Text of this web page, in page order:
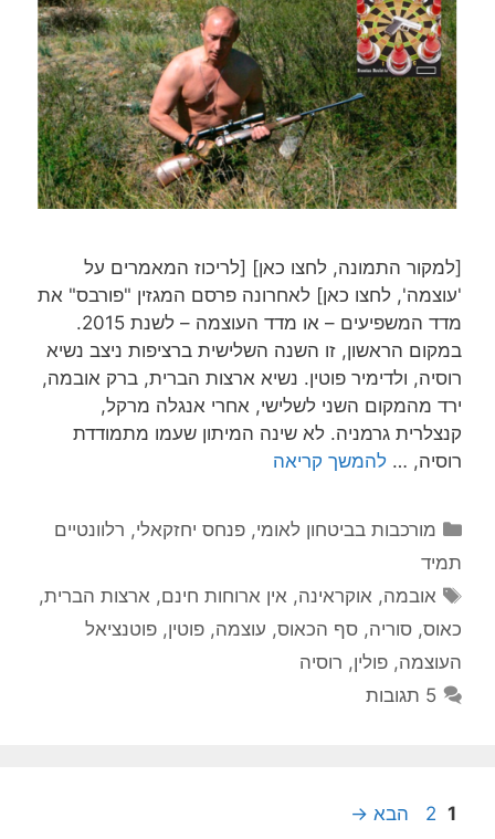
[למקור התמונה, לחצו כאן] [לריכוז המאמרים על
'עוצמה', לחצו כאן] לאחרונה פרסם המגזין "פורבס" את
מדד המשפיעים – או מדד העוצמה – לשנת 2015.
במקום הראשון, זו השנה השלישית ברציפות ניצב נשיא
רוסיה, ולדימיר פוטין. נשיא ארצות הברית, ברק אובמה,
ירד מהמקום השני לשלישי, אחרי אנגלה מרקל,
קנצלרית גרמניה. לא שינה המיתון שעמו מתמודדת
רוסיה, … להמשך קריאה
קטגוריות
מורכבות בביטחון לאומי,פנחס יחזקאלי, רלוונטיים
תמיד
תגיות
אובמה, אוקראינה, אין ארוחות חינם, ארצות הברית,
כאוס, סוריה, סף הכאוס, עוצמה, פוטין, פוטנציאל
העוצמה, פולין, רוסיה
5 תגובות
עמוד
1 עמוד
2 הבא →